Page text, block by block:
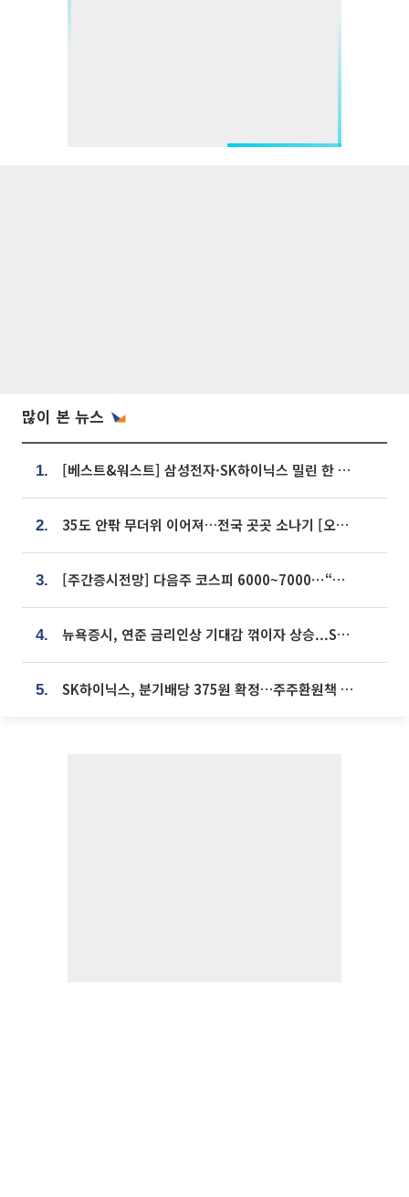
많이 본 뉴스
1. [베스트&워스트] 삼성전자·SK하이닉스 밀린 한 주…상상인증권은 85% 급등
2. 35도 안팎 무더위 이어져…전국 곳곳 소나기 [오늘 날씨]
3. [주간증시전망] 다음주 코스피 6000~7000⋯“外人 수급은 정책이 변수”
4. 뉴욕증시, 연준 금리인상 기대감 꺾이자 상승...S&P500 사상 최고치 [종합]
5. SK하이닉스, 분기배당 375원 확정…주주환원책 9월로 앞당겨 발표